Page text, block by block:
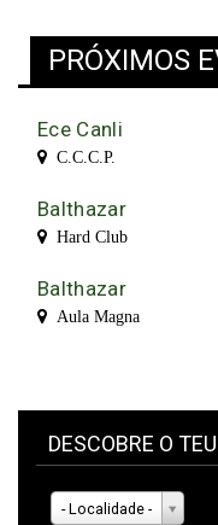
PRÓXIMOS
Ece Canli
C.C.C.P.
Balthazar
Hard Club
Balthazar
Aula Magna
DESCOBRE O
- Localidade -